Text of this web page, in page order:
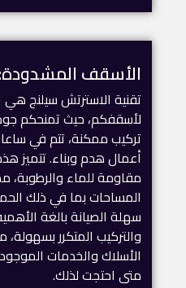
الأسقف المشدودة:
تقنية الاسترتش سيلنج هي
لأسقفكم، حيث تمنحكم
تركيب ممكنة، تتم في
أعمال هدم وبناء. تتميز
مقاومة للماء والرطوبة،
المساحات بما في ذلك
سهلة الصيانة بالغة
والتركيب المتكرر
الأسلاك والخدمات
متى احتجت لذلك.